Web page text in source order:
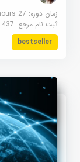
زمان دوره: 27 hours
ثبت نام مرجع:437
bestseller